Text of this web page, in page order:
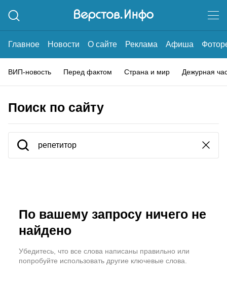
Главное Новости О сайте Реклама Афиша
ВИП-новость Перед фактом Страна и мир Дежурная
Поиск по сайту
По вашему запросу ничего не
найдено
Убедитесь, что все слова написаны правильно или
попробуйте использовать другие ключевые слова.